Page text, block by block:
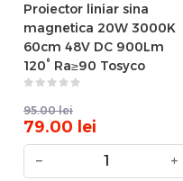
Proiector liniar sina
magnetica 20W 3000K
60cm 48V DC 900Lm
120° Ra≥90 Tosyco
95.00 lei
79.00 lei
− +